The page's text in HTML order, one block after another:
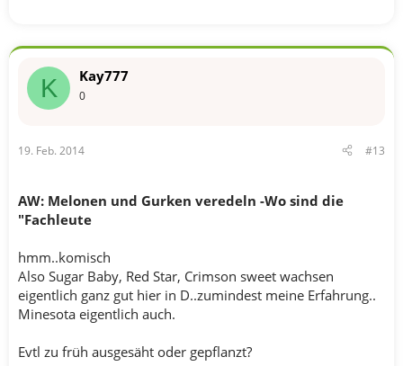
K Kay777
0
19. Feb. 2014 #13
AW: Melonen und Gurken veredeln -Wo sind die
"Fachleute
hmm..komisch
Also Sugar Baby, Red Star, Crimson sweet wachsen
eigentlich ganz gut hier in D..zumindest meine Erfahrung..
Minesota eigentlich auch.
Evtl zu früh ausgesäht oder gepflanzt?